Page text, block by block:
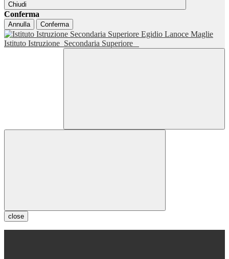
Chiudi
Conferma
Annulla Conferma
Istituto Istruzione Secondaria Superiore
close